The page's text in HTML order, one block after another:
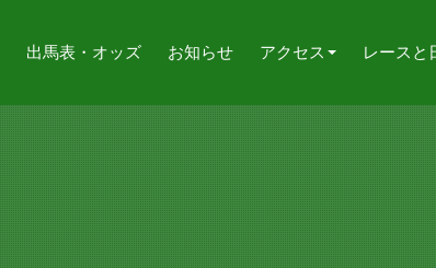
出馬表・オッズ お知らせ アクセス レースと